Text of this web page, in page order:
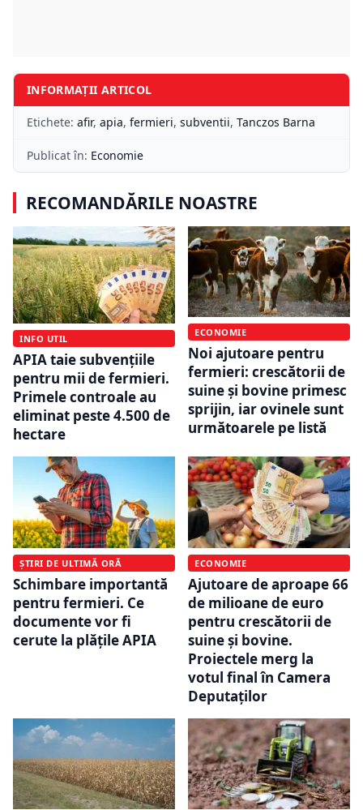
INFORMAȚII ARTICOL
Etichete: afir, apia, fermieri, subventii, Tanczos Barna
Publicat în: Economie
RECOMANDĂRILE NOASTRE
INFO UTIL
APIA taie subvențiile
pentru mii de fermieri.
Primele controale au
eliminat peste 4.500 de
hectare
ECONOMIE
Noi ajutoare pentru
fermieri: crescătorii de
suine și bovine primesc
sprijin, iar ovinele sunt
următoarele pe listă
ȘTIRI DE ULTIMĂ ORĂ
Schimbare importantă
pentru fermieri. Ce
documente vor fi
cerute la plățile APIA
ECONOMIE
Ajutoare de aproape 66
de milioane de euro
pentru crescătorii de
suine și bovine.
Proiectele merg la
votul final în Camera
Deputaților